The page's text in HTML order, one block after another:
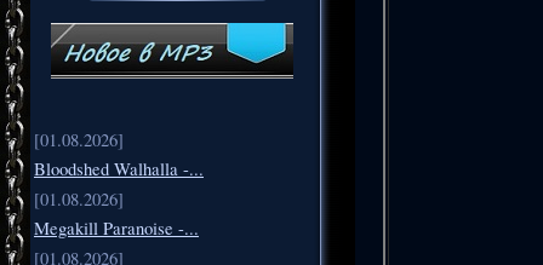
[01.08.2026]
Bloodshed Walhalla -...
[01.08.2026]
Megakill Paranoise -...
[01.08.2026]